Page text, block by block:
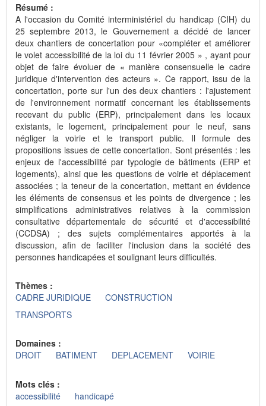
Résumé :
A l'occasion du Comité interministériel du handicap (CIH) du
25 septembre 2013, le Gouvernement a décidé de lancer
deux chantiers de concertation pour «compléter et améliorer
le volet accessibilité de la loi du 11 février 2005 » , ayant pour
objet de faire évoluer de « manière consensuelle le cadre
juridique d'intervention des acteurs ». Ce rapport, issu de la
concertation, porte sur l'un des deux chantiers : l'ajustement
de l'environnement normatif concernant les établissements
recevant du public (ERP), principalement dans les locaux
existants, le logement, principalement pour le neuf, sans
négliger la voirie et le transport public. Il formule des
propositions issues de cette concertation. Sont présentés : les
enjeux de l'accessibilité par typologie de bâtiments (ERP et
logements), ainsi que les questions de voirie et déplacement
associées ; la teneur de la concertation, mettant en évidence
les éléments de consensus et les points de divergence ; les
simplifications administratives relatives à la commission
consultative départementale de sécurité et d'accessibilité
(CCDSA) ; des sujets complémentaires apportés à la
discussion, afin de faciliter l'inclusion dans la société des
personnes handicapées et soulignant leurs difficultés.
Thèmes :
CADRE JURIDIQUE
CONSTRUCTION
TRANSPORTS
Domaines :
DROIT
BATIMENT DEPLACEMENT VOIRIE
Mots clés :
accessibilité
handicapé